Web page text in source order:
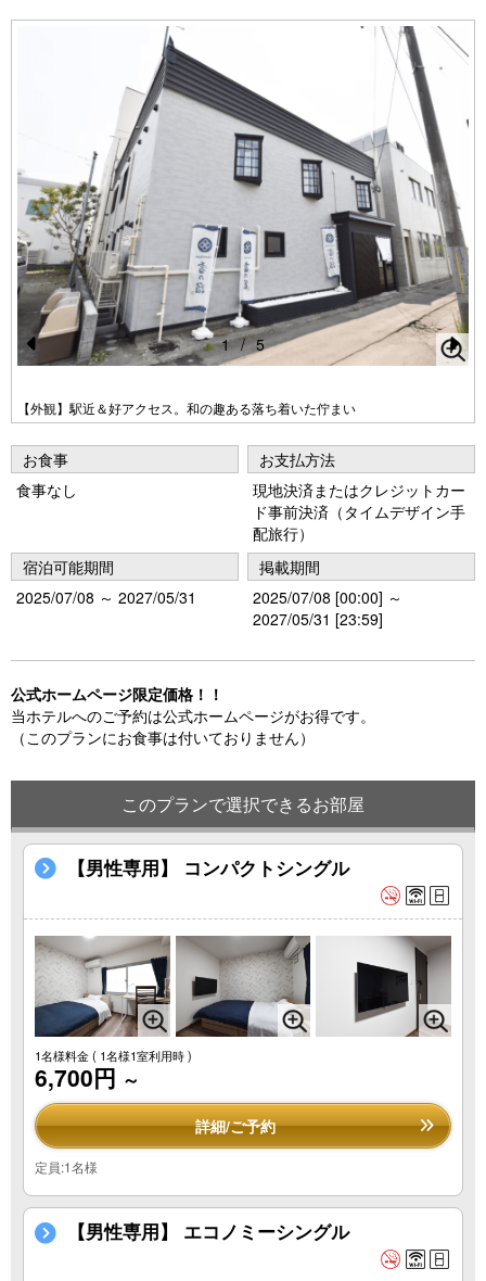
Pr
e
o
u
【外観】駅近＆好アクセス。和の趣ある落ち着いた佇まい
N
1 / 5
お食事
食事なし
お支払方法
現地決済またはクレジットカー
ド事前決済（タイムデザイン手
配旅行）
宿泊可能期間
2025/07/08 ～ 2027/05/31
掲載期間
2025/07/08 [00:00] ～
2027/05/31 [23:59]
公式ホームページ限定価格！！
当ホテルへのご予約は公式ホームページがお得です。
（このプランにお食事は付いておりません）
このプランで選択できるお部屋
【男性専用】 コンパクトシングル
1名様料金( 1名様1室利用時 )
6,700円 ～
詳細/ご予約
定員:1名様
【男性専用】 エコノミーシングル